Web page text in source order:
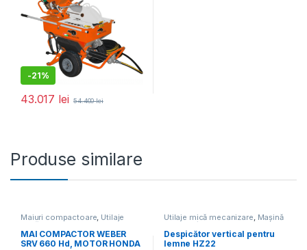
-21%
43.017 lei 54.400lei
Produse similare
Maiuri compactoare Utilaje
mică mecanizare
MAI COMPACTOR WEBER
SRV 660 Hd, MOTOR HONDA
Utilaje mică mecanizare Mașină
de tocat/despicat lemne
Despicător vertical pentru
lemne HZ22